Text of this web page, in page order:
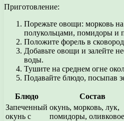
Приготовление:
Порежьте овощи: морковь
полукольцами, помидоры и
Положите форель в
Добавьте овощи и залейте
воды.
Тушите на среднем огне
Подавайте блюдо, посыпав
Блюдо Состав
Запеченный
окунь с
окунь, морковь, лук,
помидоры, оливковое